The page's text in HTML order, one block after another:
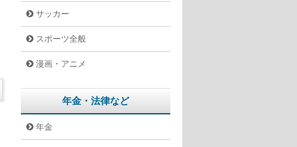
サッカー
スポーツ全般
漫画・アニメ
年金・法律など
年金